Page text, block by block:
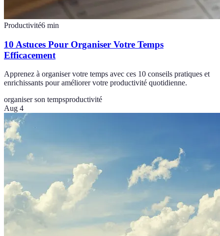
Productivité6 min
10 Astuces Pour Organiser Votre Temps
Efficacement
Apprenez à organiser votre temps avec ces 10 conseils pratiques et
enrichissants pour améliorer votre productivité quotidienne.
organiser son tempsproductivité
Aug 4